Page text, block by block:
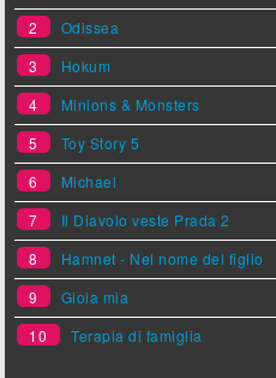
2
Odissea
3
Hokum
4
Minions & Monsters
5
Toy Story 5
6
Michael
7
Il Diavolo veste Prada 2
8
Hamnet - Nel nome del figlio
9
Gioia mia
10
Terapia di famiglia